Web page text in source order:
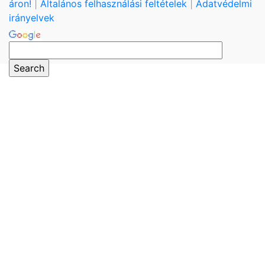
áron!
Általános felhasználási feltételek
Adatvédelmi
irányelvek